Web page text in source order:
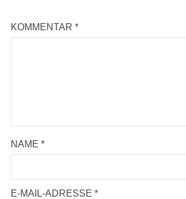
KOMMENTAR *
NAME *
E-MAIL-ADRESSE *